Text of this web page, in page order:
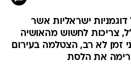
ישראליות אשר
צריכות לחשוש מהאושיה
זמן לא רב, הצטלמה בעירום
את הלסת